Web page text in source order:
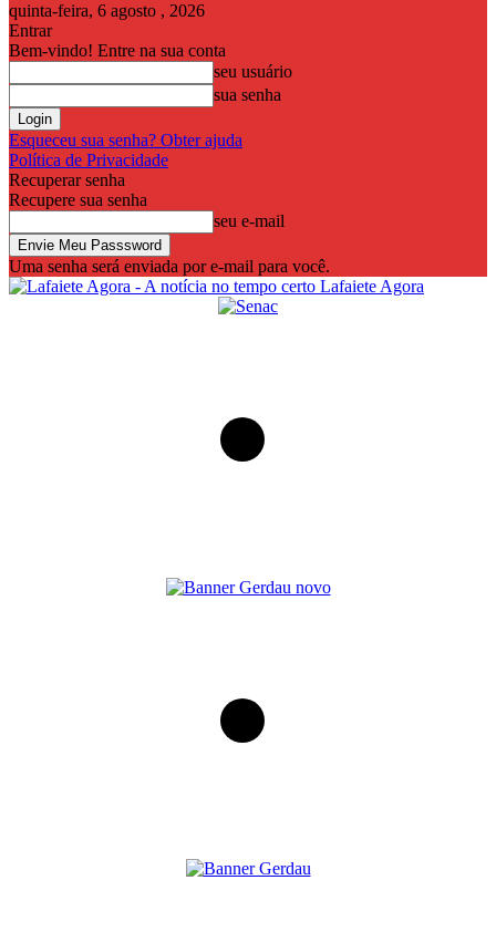
quinta-feira, 6 agosto , 2026
Entrar
Bem-vindo! Entre na sua conta
seu usuário
sua senha
Esqueceu sua senha? Obter ajuda
Política de Privacidade
Recuperar senha
Recupere sua senha
seu e-mail
Uma senha será enviada por e-mail para você.
Lafaiete Agora